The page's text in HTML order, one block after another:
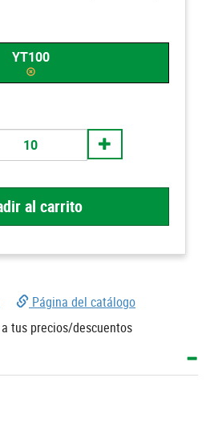
YT100
al carrito
Página del catálogo
tus precios/descuentos